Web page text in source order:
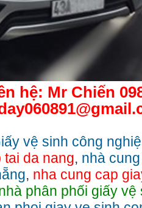
hệ: Mr Chiến
vệ sinh công
da nang, nhà
, nha cung cap
phân phối giấy